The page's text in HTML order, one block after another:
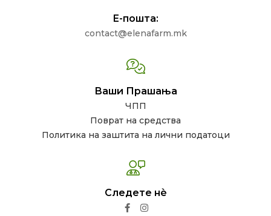
Е-пошта:
contact@elenafarm.mk
Ваши Прашања
ЧПП
Поврат на средства
Политика на заштита на лични податоци
Следете нѐ